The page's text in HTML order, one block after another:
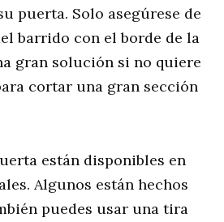
puerta. Solo asegúrese de
barrido con el borde de la
gran solución si no quiere
cortar una gran sección
están disponibles en
Algunos están hechos
puedes usar una tira